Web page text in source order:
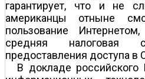
гарантирует, что и не
американцы отныне
пользование
средняя налоговая
предоставления доступа в
В докладе российского